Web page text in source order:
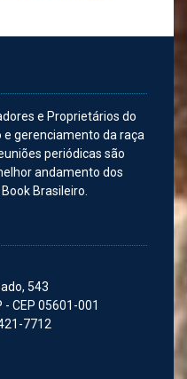
e Proprietários do
e gerenciamento da raça
periódicas são
andamento dos
Brasileiro.
543
CEP 05601-001
7712